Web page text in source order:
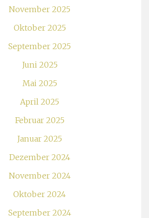
November 2025
Oktober 2025
September 2025
Juni 2025
Mai 2025
April 2025
Februar 2025
Januar 2025
Dezember 2024
November 2024
Oktober 2024
September 2024